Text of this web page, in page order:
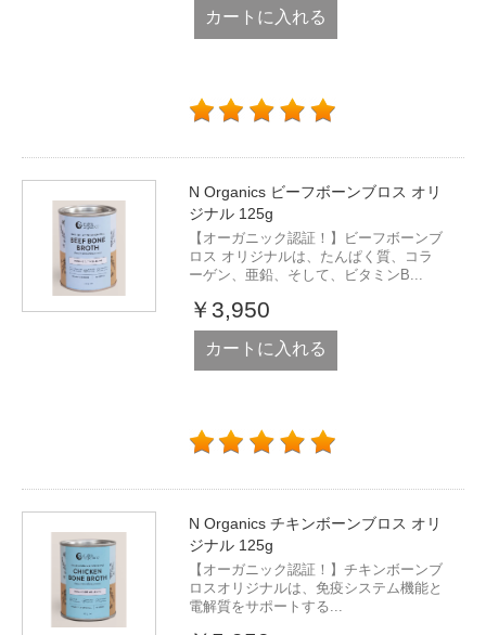
カートに入れる
N Organics ビーフボーンブロス オリ
ジナル 125g
【オーガニック認証！】ビーフボーンブ
ロス オリジナルは、たんぱく質、コラ
ーゲン、亜鉛、そして、ビタミンB...
￥3,950
カートに入れる
N Organics チキンボーンブロス オリ
ジナル 125g
【オーガニック認証！】チキンボーンブ
ロスオリジナルは、免疫システム機能と
電解質をサポートする...